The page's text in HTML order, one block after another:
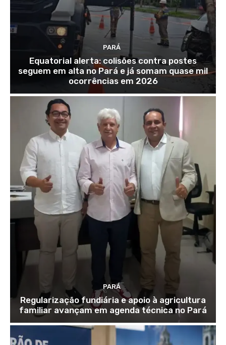
PARÁ
Equatorial alerta: colisões contra postes
seguem em alta no Pará e já somam quase mil
ocorrências em 2026
PARÁ
Regularização fundiária e apoio à agricultura
familiar avançam em agenda técnica no Pará